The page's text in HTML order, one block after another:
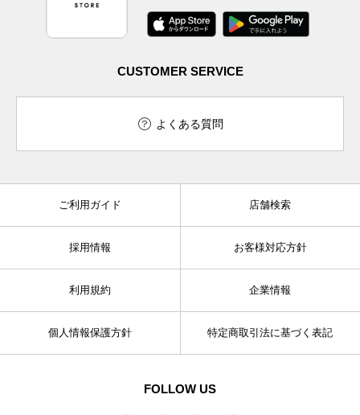
CUSTOMER SERVICE
よくある質問
ご利用ガイド 店舗検索
採用情報 お客様対応方針
利用規約 企業情報
個人情報保護方針 特定商取引法に基づく表記
FOLLOW US